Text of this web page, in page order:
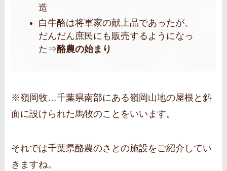
造
白牛酪は将軍家の献上品であったが、
だんだん庶民にも販売するようになっ
た⇒酪農の始まり
※嶺岡牧…千葉県南部にある嶺岡山地の屋根と斜
面に設けられた馬牧のことをいいます。
それでは千葉県酪農のさとの施設をご紹介してい
きますね。